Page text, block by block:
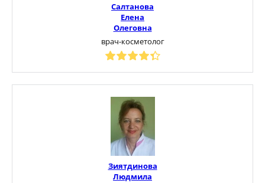
Салтанова
Елена
Олеговна
врач-косметолог
Зиятдинова
Людмила